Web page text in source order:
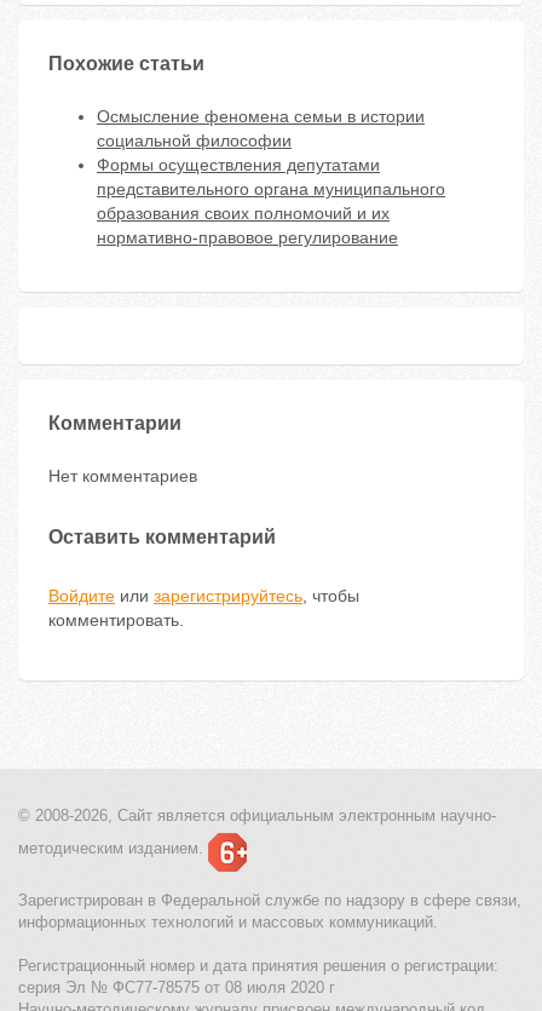
Похожие статьи
Осмысление феномена семьи в истории
социальной философии
Формы осуществления депутатами
представительного органа муниципального
образования своих полномочий и их
нормативно-правовое регулирование
Комментарии
Нет комментариев
Оставить комментарий
Войдите или зарегистрируйтесь, чтобы
комментировать.
© 2008-2026, Сайт является официальным электронным научно-
методическим изданием.
Зарегистрирован в Федеральной службе по надзору в сфере связи,
информационных технологий и массовых коммуникаций.
Регистрационный номер и дата принятия решения о регистрации:
серия Эл № ФС77-78575 от 08 июля 2020 г